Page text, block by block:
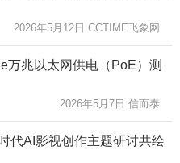
2026年5月12日 CCTIME飞象网
万兆以太网供电（PoE）测
2026年5月7日 信而泰
代AI影视创作主题研讨共绘